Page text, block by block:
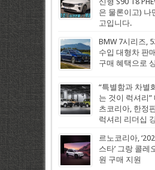
은 물론이고) 나
고입니다.
BMW 7시리즈,
수입 대형차 판
구매 혜택으로
“특별함과 차별
는 것이 럭셔리
츠코리아, 한정
럭셔리 리더십
르노코리아,
스타’ 그랑 콜레
원 구매 지원